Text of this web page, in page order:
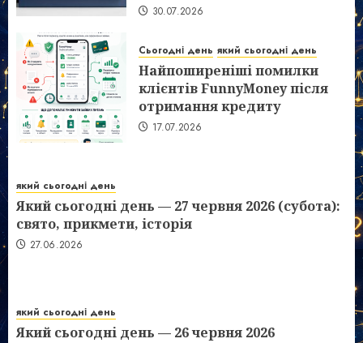
30.07.2026
Сьогодні день який сьогодні день
Найпоширеніші помилки
клієнтів FunnyMoney після
отримання кредиту
17.07.2026
який сьогодні день
Який сьогодні день — 27 червня 2026 (субота):
свято, прикмети, історія
27.06.2026
який сьогодні день
Який сьогодні день — 26 червня 2026